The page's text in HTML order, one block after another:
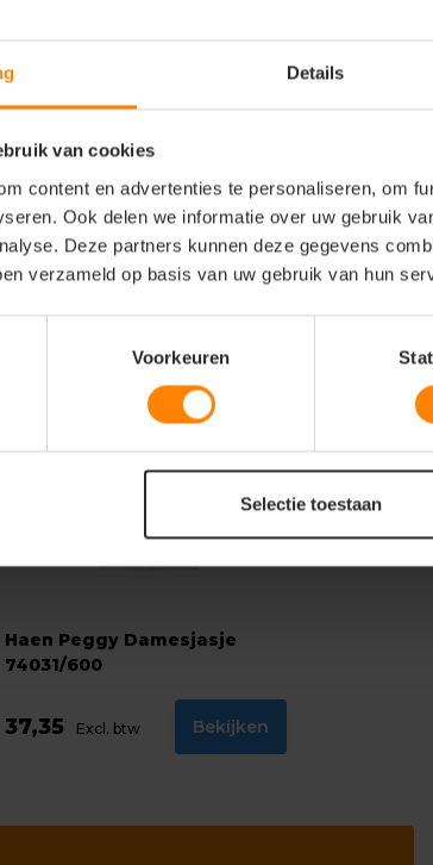
Details
van cookies
content en advertenties te personaliseren, om
Ook delen we informatie over uw gebruik
Deze partners kunnen deze gegevens
verzameld op basis van uw gebruik van hun
Voorkeuren
Selectie toestaan
Haen Peggy Damesjasje
74031/600
37,35 Excl. btw Bekijken